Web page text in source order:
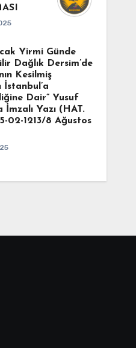
Yirmi Günde
Dağlık Dersim’de
Kesilmiş
İstanbul’a
Dair” Yusuf
İmzalı Yazı (HAT.
02-1213/8 Ağustos